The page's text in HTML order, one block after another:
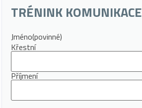
TRÉNINK KOMUNIKACE
Jméno(povinné)
Křestní
Příjmení